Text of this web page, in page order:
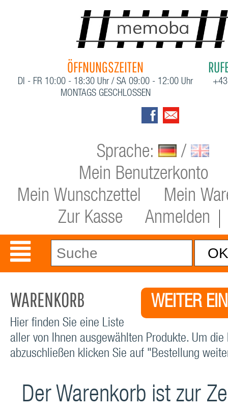
ÖFFNUNGSZEITEN
DI - FR 10:00 - 18:30 Uhr / SA 09:00 - 12:00 Uhr
MONTAGS GESCHLOSSEN
Sprache:
/
Mein Benutzerkonto
Mein Wunschzettel
Mein
Zur Kasse
Anmelden
WEITER
WARENKORB
Hier finden Sie eine Liste
aller von Ihnen ausgewählten Produkte. Um die
abzuschließen klicken Sie auf "Bestellung
Der Warenkorb ist zur